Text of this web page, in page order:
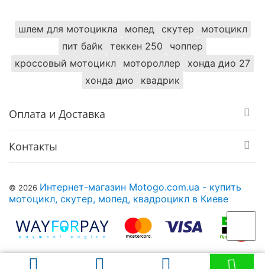
шлем для мотоцикла мопед скутер
мотоцикл
пит байк
теккен 250
чоппер
кроссовый мотоцикл
мотороллер
хонда дио 27
хонда дио
квадрик
Оплата и Доставка
Контакты
© 2026 Интернет-магазин Motogo.com.ua - купить
мотоцикл, скутер, мопед, квадроцикл в Киеве